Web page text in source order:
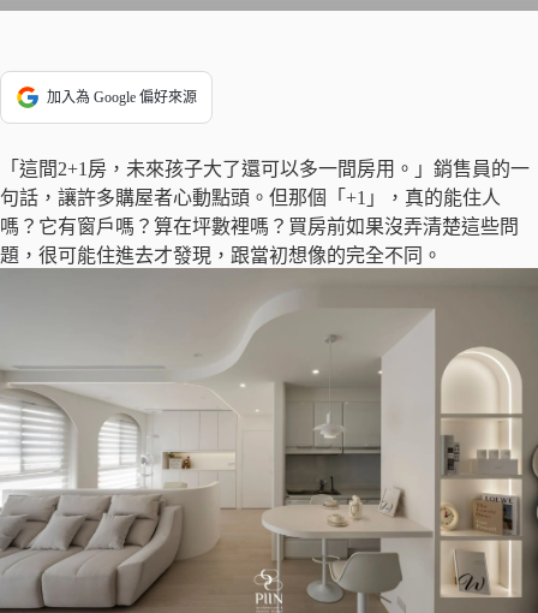
加入為 Google 偏好來源
「這間2+1房，未來孩子大了還可以多一間房用。」銷售員的一
句話，讓許多購屋者心動點頭。但那個「+1」，真的能住人
嗎？它有窗戶嗎？算在坪數裡嗎？買房前如果沒弄清楚這些問
題，很可能住進去才發現，跟當初想像的完全不同。